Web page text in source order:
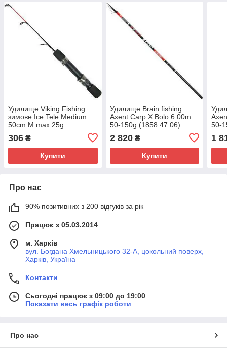
Удилище Viking Fishing
зимове Ice Tele Medium
50сm M max 25g
306 ₴
Купити
Удилище Brain fishing
Axent Carp X Bolo 6.00m
50-150g (1858.47.06)
2 820₴
Купити
50-
1
Про нас
90% позитивних з 200 відгуків за рік
Працює з 05.03.2014
м. Харків
вул. Богдана Хмельницького 32-А, цокольний поверх,
Харків, Україна
Контакти
Сьогодні працює з 09:00 до 19:00
Показати весь графік роботи
Про нас